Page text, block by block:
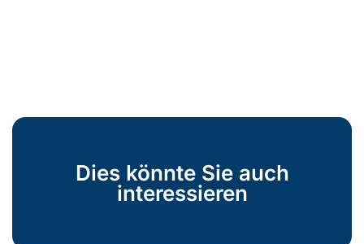
Dies könnte Sie auch
interessieren